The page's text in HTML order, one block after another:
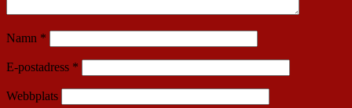
Namn *
E-postadress *
Webbplats